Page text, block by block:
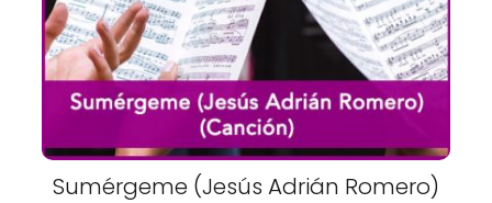
Sumérgeme (Jesús Adrián Romero)